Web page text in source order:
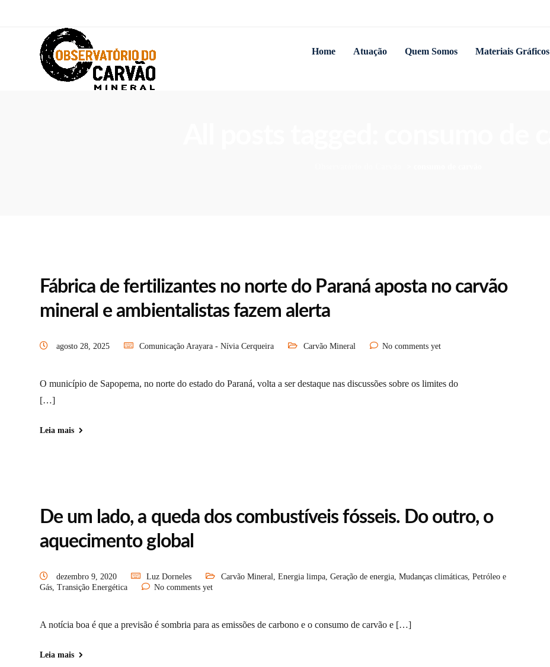
Home Atuação Quem Somos Materiais Gráficos
Fábrica de fertilizantes no norte do Paraná aposta no carvão
mineral e ambientalistas fazem alerta
agosto 28, 2025 Comunicação Arayara - Nívia Cerqueira Carvão Mineral No comments yet
O município de Sapopema, no norte do estado do Paraná, volta a ser destaque nas discussões sobre os limites do
[…]
Leia mais
De um lado, a queda dos combustíveis fósseis. Do outro, o
aquecimento global
dezembro 9, 2020 Luz Dorneles Carvão Mineral, Energia limpa, Geração de energia, Mudanças climáticas, Petróleo e
Gás, Transição Energética No comments yet
A notícia boa é que a previsão é sombria para as emissões de carbono e o consumo de carvão e […]
Leia mais